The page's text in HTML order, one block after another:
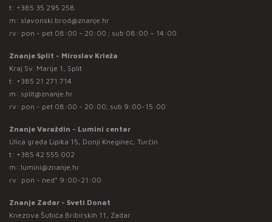
t: +385 35 295 258
m: slavonski.brod@znanje.hr
rv: pon - pet 08:00 - 20:00 ; sub 08:00 – 14:00
Znanje Split - Miroslav Krleža
Kraj Sv. Marije 1, Split
t: +385 21 271 714
m: split@znanje.hr
rv: pon - pet 08:00 - 20:00; sub 9:00-15:00
Znanje Varaždin - Lumini centar
Ulica grada Lipika 15, Donji Kneginec, Turčin
t: +385 42 555 002
m: lumini@znanje.hr
rv: pon - ned* 9:00-21:00
Znanje Zadar - Sveti Donat
Knezova Šubića Bribirskih 11, Zadar